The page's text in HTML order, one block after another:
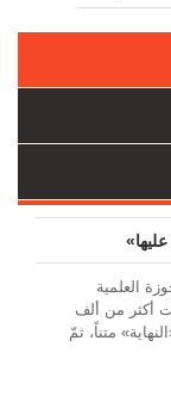
العلمیة
أكثر من ألف
متناً، ثمّ